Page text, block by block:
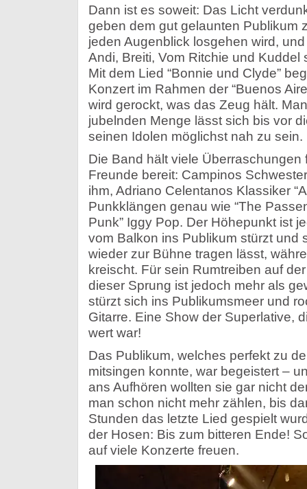
Dann ist es soweit: Das Licht
geben dem gut gelaunten Publikum
jeden Augenblick losgehen wird,
Andi, Breiti, Vom Ritchie und Kuddel
Mit dem Lied “Bonnie und Clyde”
Konzert im Rahmen der “Buenos
wird gerockt, was das Zeug hält.
jubelnden Menge lässt sich bis vor
seinen Idolen möglichst nah zu sein.
Die Band hält viele Überraschungen
Freunde bereit: Campinos
ihm, Adriano Celentanos Klassiker
Punkklängen genau wie “The
Punk” Iggy Pop. Der Höhepunkt ist
vom Balkon ins Publikum stürzt und
wieder zur Bühne tragen lässt,
kreischt. Für sein Rumtreiben auf
dieser Sprung ist jedoch mehr als
stürzt sich ins Publikumsmeer und
Gitarre. Eine Show der Superlative,
wert war!
Das Publikum, welches perfekt zu
mitsingen konnte, war begeistert –
ans Aufhören wollten sie gar nicht
man schon nicht mehr zählen, bis
Stunden das letzte Lied gespielt
der Hosen: Bis zum bitteren Ende!
auf viele Konzerte freuen.